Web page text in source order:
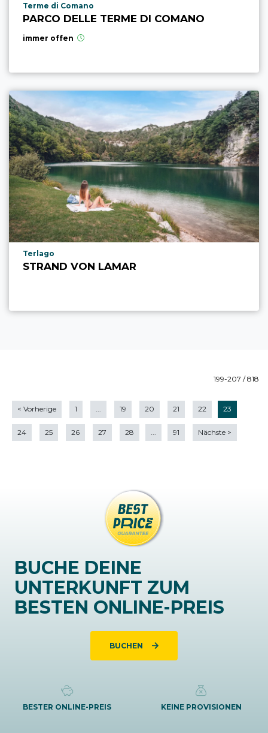
aria.poi_location_prefix
Terme di Comano
PARCO DELLE TERME DI COMANO
immer offen
aria.poi_location_prefix
Terlago
STRAND VON LAMAR
199-207 / 818
< Vorherige 1 ... 19 20 21 22 23
24 25 26 27 28 91 Nächste >
BUCHE DEINE
UNTERKUNFT ZUM
BESTEN ONLINE-PREIS
BUCHEN
BESTER ONLINE-PREIS KEINE PROVISIONEN